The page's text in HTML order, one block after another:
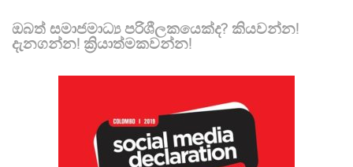
ඔබත් සමාජමාධ්‍ය පරිශීලකයෙක්ද? කියවන්න!
දැනගන්න! ක්‍රියාත්මකවන්න!